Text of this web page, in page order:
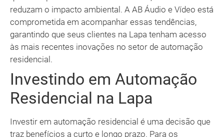
reduzam o impacto ambiental. A AB Áudio e Vídeo está
comprometida em acompanhar essas tendências,
garantindo que seus clientes na Lapa tenham acesso
às mais recentes inovações no setor de automação
residencial.
Investindo em Automação
Residencial na Lapa
Investir em automação residencial é uma decisão que
traz benefícios a curto e longo prazo. Para os